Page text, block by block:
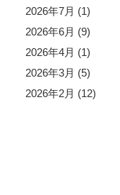
2026年7月 (1)
2026年6月 (9)
2026年4月 (1)
2026年3月 (5)
2026年2月 (12)